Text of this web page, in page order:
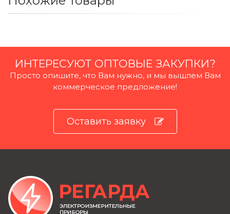
ИНТЕРЕСУЮТ ОПТОВЫЕ ЗАКУПКИ?
Просто опишите, что Вам нужно, и мы вышлем Вам
коммерческое предложение!
Оставить заявку